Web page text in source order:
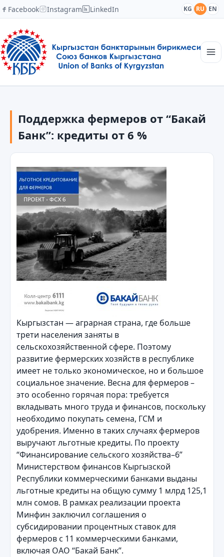
Facebook Instagram LinkedIn KG RU EN
Новости
Академия
Члены и партнеры
Сотрудничество
Контакты
Поддержка фермеров от “Бакай
Банк”: кредиты от 6 %
Кыргызстан — аграрная страна, где больше
трети населения заняты в
сельскохозяйственной сфере. Поэтому
развитие фермерских хозяйств в республике
имеет не только экономическое, но и большое
социальное значение. Весна для фермеров –
это особенно горячая пора: требуется
вкладывать много труда и финансов, поскольку
необходимо покупать семена, ГСМ и
удобрения. Именно в таких случаях фермеров
выручают льготные кредиты. По проекту
“Финансирование сельского хозяйства–6”
Министерством финансов Кыргызской
Республики коммерческими банками выданы
льготные кредиты на общую сумму 1 млрд 125,1
млн сомов. В рамках реализации проекта
Минфин заключил соглашения о
субсидировании процентных ставок для
фермеров с 11 коммерческими банками,
включая ОАО “Бакай Банк”.